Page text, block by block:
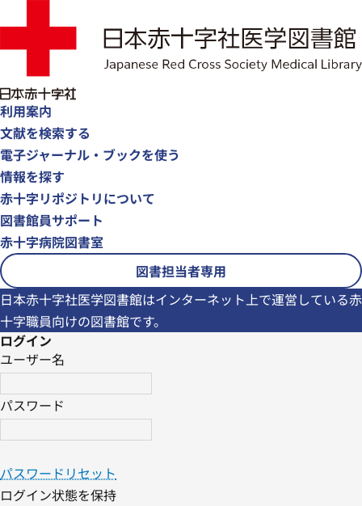
利用案内
文献を検索する
電子ジャーナル・ブックを使う
情報を探す
赤十字リポジトリについて
図書館員サポート
赤十字病院図書室
図書担当者専用
日本赤十字社医学図書館はインターネット上で運営している赤
十字職員向けの図書館です。
ログイン
ユーザー名
パスワード
パスワードリセット
ログイン状態を保持